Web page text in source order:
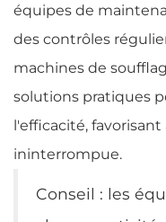
équipes de
des contrôles
machines de
solutions pratiques
l'efficacité,
ininterrompue.
Conseil : les